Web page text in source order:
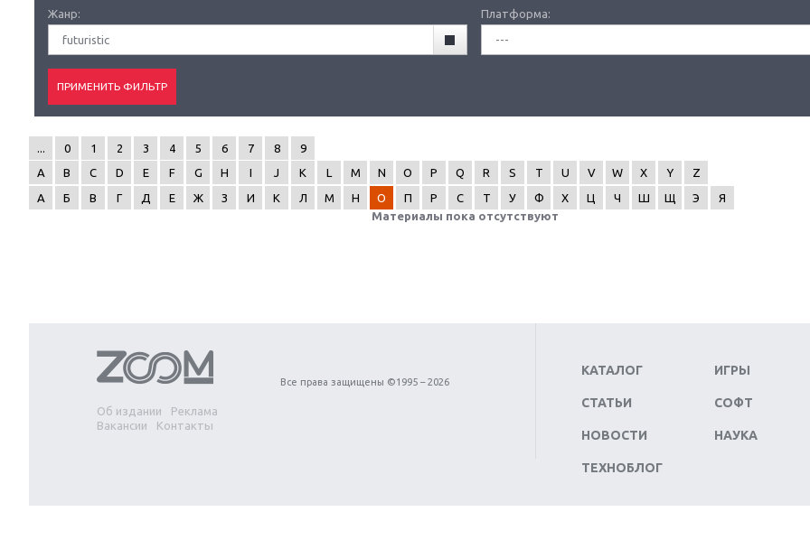
Жанр:
futuristic
Платформа:
---
0 1 2 3 4 5 6 7 8
9
A
B C D E F G H I J K L M N O P Q R S T U V W X Y
Z
А
Б В Г Д Е Ж З И К Л М Н О П Р С Т У Ф Х Ц Ч Ш Щ Э
Я
Материалы пока отсутствуют
Об издании
Реклама
Вакансии
Контакты
Все права защищены ©1995 – 2026
КАТАЛОГ
СТАТЬИ
НОВОСТИ
ТЕХНОБЛОГ
ИГРЫ
СОФТ
НАУКА